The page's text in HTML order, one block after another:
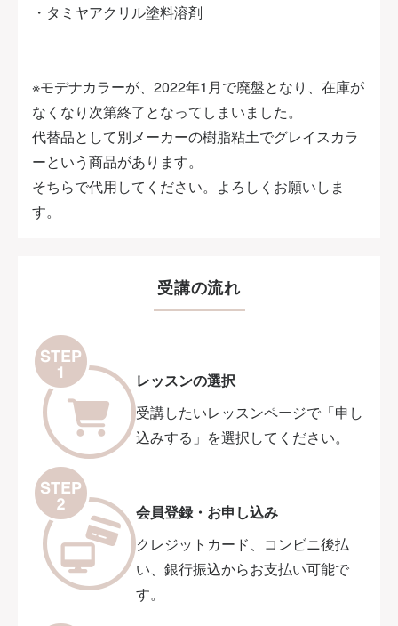
・タミヤアクリル塗料溶剤
※モデナカラーが、2022年1月で廃盤となり、在庫が
なくなり次第終了となってしまいました。
代替品として別メーカーの樹脂粘土でグレイスカラ
ーという商品があります。
そちらで代用してください。よろしくお願いしま
す。
受講の流れ
レッスンの選択
受講したいレッスンページで「申し
込みする」を選択してください。
会員登録・お申し込み
クレジットカード、コンビニ後払
い、銀行振込からお支払い可能で
す。